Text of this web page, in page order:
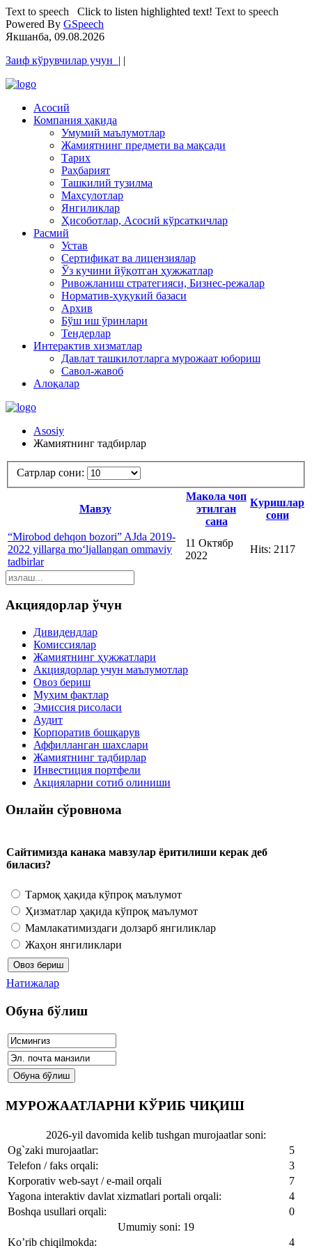
Text to speech Click to listen highlighted text! Text to speech
Powered By GSpeech
Якшанба, 09.08.2026
Заиф кўрувчилар учун | |
Асосий
Компания ҳақида
Умумий маълумотлар
Жамиятнинг предмети ва мақсади
Тарих
Раҳбарият
Ташкилий тузилма
Маҳсулотлар
Янгиликлар
Ҳисоботлар, Асосий кўрсаткичлар
Расмий
Устав
Сертификат ва лицензиялар
Ўз кучини йўқотган ҳужжатлар
Ривожланиш стратегияси, Бизнес-режалар
Норматив-ҳуқукий базаси
Архив
Бўш иш ўринлари
Тендерлар
Интерактив хизматлар
Давлат ташкилотларга мурожаат юбориш
Савол-жавоб
Алоқалар
Asosiy
Жамиятнинг тадбирлар
Сатрлар сони:
Мавзу
Макола чоп
этилган
сана
Куришлар
сони
“Mirobod dehqon bozori” AJda 2019-
2022 yillarga mo‘ljallangan ommaviy
tadbirlar
11 Октябр
2022
Hits: 2117
Акциядорлар ўчун
Дивидендлар
Комиссиялар
Жамиятнинг ҳужжатлари
Акциядорлар учун маълумотлар
Овоз бериш
Муҳим фактлар
Эмиссия рисоласи
Аудит
Корпоратив бошқарув
Аффилланган шахслари
Жамиятнинг тадбирлар
Инвестиция портфели
Акцияларни сотиб олиниши
Онлайн сўровнома
Сайтимизда канака мавзулар ёритилиши керак деб
биласиз?
Тармоқ ҳақида кўпроқ маълумот
Ҳизматлар ҳақида кўпроқ маълумот
Мамлакатимиздаги долзарб янгиликлар
Жаҳон янгиликлари
Натижалар
Обуна бўлиш
МУРОЖААТЛАРНИ КЎРИБ ЧИҚИШ
2026-yil davomida kelib tushgan murojaatlar soni:
Og`zaki murojaatlar:
5
Telefon / faks orqali:
3
Korporativ web-sayt / e-mail orqali
7
Yagona interaktiv davlat xizmatlari portali orqali:
4
Boshqa usullari orqali:
0
Umumiy soni: 19
Ko’rib chiqilmokda:
4